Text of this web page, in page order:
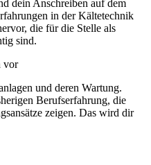
dein Anschreiben auf dem
in der Kältetechnik
die für die Stelle als
sind.
vor
und deren Wartung.
Berufserfahrung, die
zeigen. Das wird dir